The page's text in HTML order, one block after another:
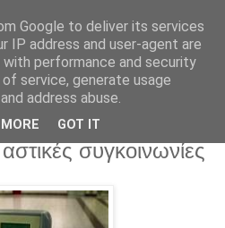
κινητού ή
συγκοινωνίες
Google to deliver its services
IP address and user-agent are
performance and security
service, generate usage
address abuse.
GOT IT